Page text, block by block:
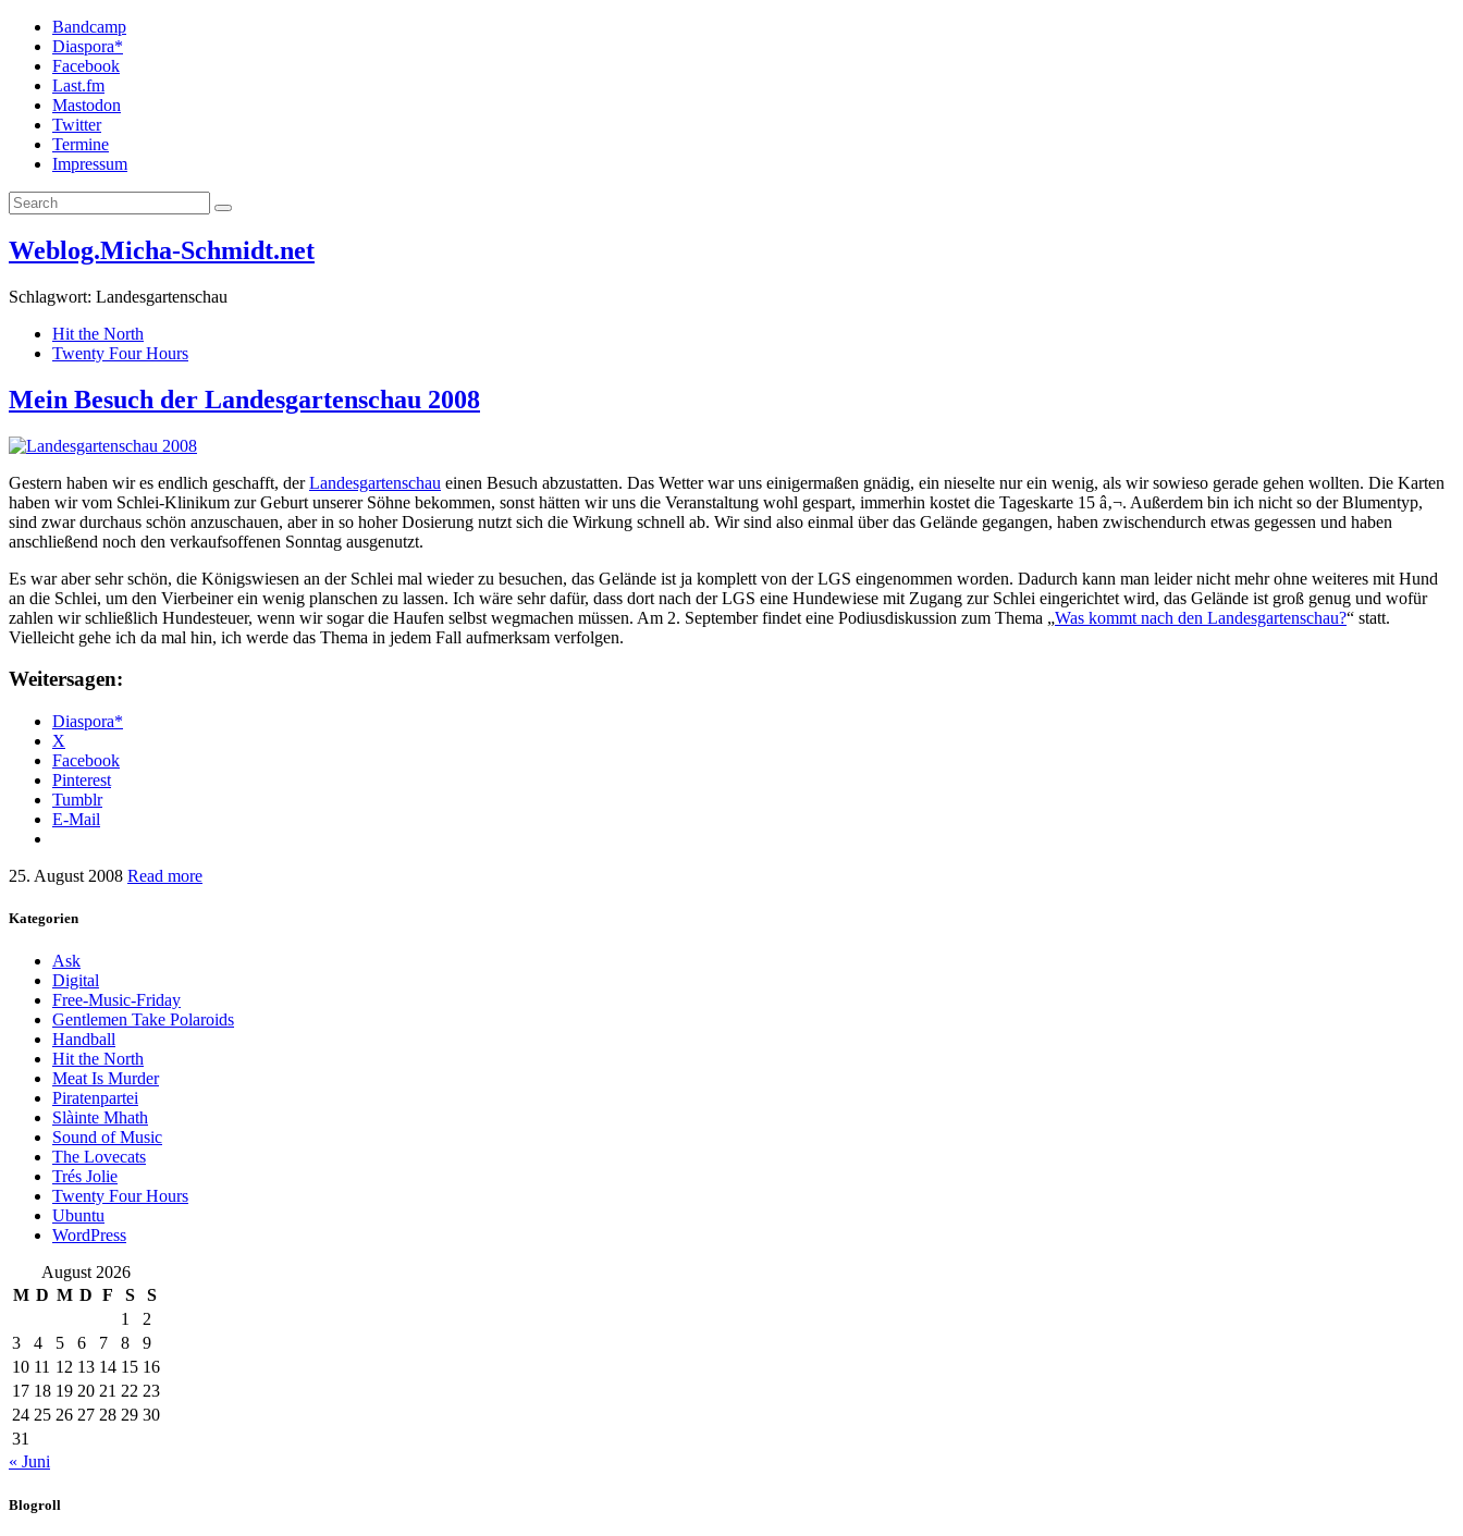
Bandcamp
Diaspora*
Facebook
Last.fm
Mastodon
Twitter
Termine
Impressum
Weblog.Micha-Schmidt.net
Schlagwort: Landesgartenschau
Hit the North
Twenty Four Hours
Mein Besuch der Landesgartenschau 2008
Gestern haben wir es endlich geschafft, derLandesgartenschau einen Besuch abzustatten. Das Wetter war uns einigermaßen gnädig, ein nieselte nur ein wenig, als wir sowieso gerade gehen wollten. Die Karten
haben wir vom Schlei-Klinikum zur Geburt unserer Söhne bekommen, sonst hätten wir uns die Veranstaltung wohl gespart, immerhin kostet die Tageskarte 15 â‚¬. Außerdem bin ich nicht so der Blumentyp,
sind zwar durchaus schön anzuschauen, aber in so hoher Dosierung nutzt sich die Wirkung schnell ab. Wir sind also einmal über das Gelände gegangen, haben zwischendurch etwas gegessen und haben
anschließend noch den verkaufsoffenen Sonntag ausgenutzt.
Es war aber sehr schön, die Königswiesen an der Schlei mal wieder zu besuchen, das Gelände ist ja komplett von der LGS eingenommen worden. Dadurch kann man leider nicht mehr ohne weiteres mit Hund
an die Schlei, um den Vierbeiner ein wenig planschen zu lassen. Ich wäre sehr dafür, dass dort nach der LGS eine Hundewiese mit Zugang zur Schlei eingerichtet wird, das Gelände ist groß genug und wofür
zahlen wir schließlich Hundesteuer, wenn wir sogar die Haufen selbst wegmachen müssen. Am 2. September findet eine Podiusdiskussion zum Thema „Was kommt nach den Landesgartenschau?“ statt.
Vielleicht gehe ich da mal hin, ich werde das Thema in jedem Fall aufmerksam verfolgen.
Weitersagen:
Diaspora*
X
Facebook
Pinterest
Tumblr
E-Mail
25. August 2008 Read more
Kategorien
Ask
Digital
Free-Music-Friday
Gentlemen Take Polaroids
Handball
Hit the North
Meat Is Murder
Piratenpartei
Slàinte Mhath
Sound of Music
The Lovecats
Trés Jolie
Twenty Four Hours
Ubuntu
WordPress
August 2026
M D M D F S
S
1
2
3
4 5 6 7 8
9
10 11 12 13 14 15 16
17 18 19 20 21 22 23
24 25 26 27 28 29 30
31
« Juni
Blogroll